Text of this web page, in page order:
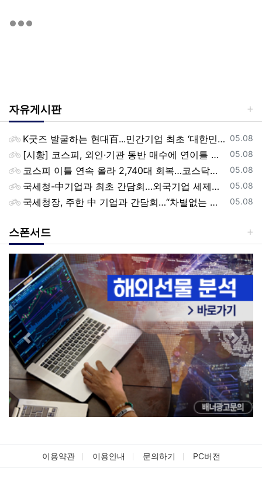
자유게시판
등록일
05.08
K굿즈 발굴하는 현대百...민간기업 최초 ‘대한민국 관광공모전’ 후원
등록일
05.08
[시황] 코스피, 외인·기관 동반 매수에 연이틀 상승…2745.05 마감
등록일
05.08
코스피 이틀 연속 올라 2,740대 회복…코스닥은 강보합(종합)
등록일
05.08
국세청-中기업과 최초 간담회…외국기업 세제혜택 등 논의
등록일
05.08
국세청장, 주한 中 기업과 간담회…“차별없는 공정과세 약속”
스폰서드
Previous Next
이용약관 이용안내 문의하기 PC버전